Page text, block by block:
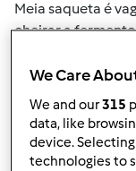
Meia saqueta é
cheirar a
Considero que a
Há alguma dica
Obrigada
We Care
We and our315
data, like
device.
technologies to